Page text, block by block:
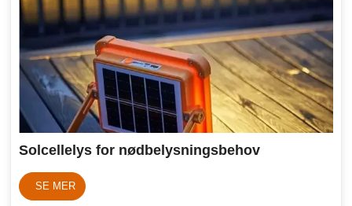
Solcellelys for nødbelysningsbehov
SE MER